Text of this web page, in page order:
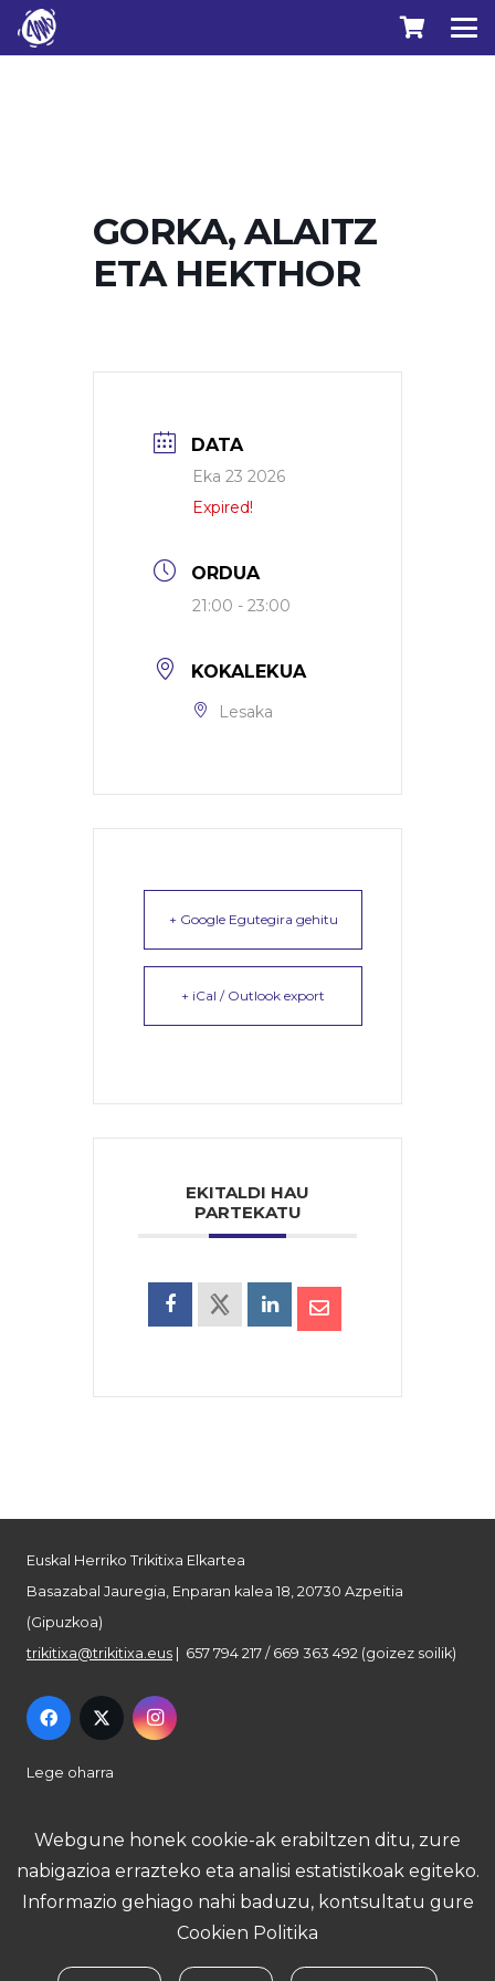
GORKA, ALAITZ
ETA HEKTHOR
DATA
Eka 23 2026
Expired!
ORDUA
21:00 - 23:00
KOKALEKUA
Lesaka
+ Google Egutegira gehitu
+ iCal / Outlook export
EKITALDI HAU
PARTEKATU
Euskal Herriko Trikitixa Elkartea
Basazabal Jauregia, Enparan kalea 18, 20730 Azpeitia
(Gipuzkoa)
trikitixa@trikitixa.eus | 657 794 217 / 669 363 492 (goizez soilik)
Lege oharra
Pribatutasun politika
Webgune honek cookie-ak erabiltzen ditu, zure
nabigazioa errazteko eta analisi estatistikoak egiteko.
Informazio gehiago nahi baduzu, kontsultatu gure
Cookien Politika